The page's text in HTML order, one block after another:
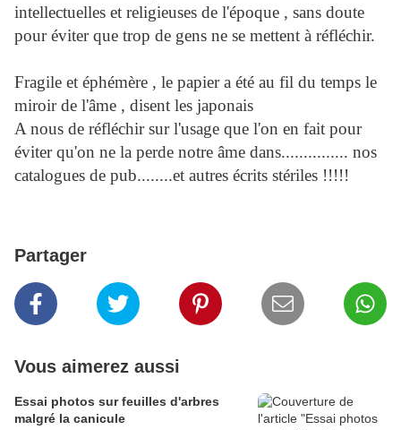
intellectuelles et religieuses de l'époque , sans doute
pour éviter que trop de gens ne se mettent à réfléchir.
Fragile et éphémère , le papier a été au fil du temps le
miroir de l'âme , disent les japonais
A nous de réfléchir sur l'usage que l'on en fait pour
éviter qu'on ne la perde notre âme dans............... nos
catalogues de pub........et autres écrits stériles !!!!!
Partager
Vous aimerez aussi
Essai photos sur feuilles d'arbres
malgré la canicule